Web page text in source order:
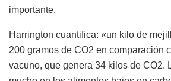
importante.
Harrington cuantifica: «un kilo de
200 gramos de CO2 en comparación
vacuno, que genera 34 kilos de CO2.